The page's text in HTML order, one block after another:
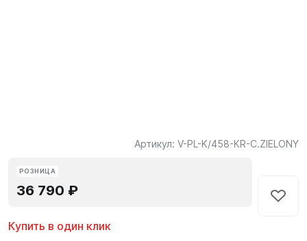
Артикул: V-PL-K/458-KR-C.ZIELONY
РОЗНИЦА
36 790 ₽
Купить в один клик